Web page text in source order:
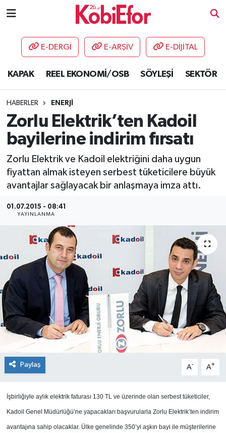
E-DERGİ E-ARŞİV E-DİJİTAL
KAPAK REEL EKONOMİ/OSB SÖYLEŞİ SEKTÖR
HABERLER ENERJİ
Zorlu Elektrik’ten Kadoil
bayilerine indirim fırsatı
Zorlu Elektrik ve Kadoil elektriğini daha uygun
fiyattan almak isteyen serbest tüketicilere büyük
avantajlar sağlayacak bir anlaşmaya imza attı.
01.07.2015 - 08:41
YAYINLANMA
Paylaş A- A+
İşbirliğiyle aylık elektrik faturası 130 TL ve üzerinde olan serbest tüketiciler,
Kadoil Genel Müdürlüğü’ne yapacakları başvurularla Zorlu Elektrik’ten indirim
avantajına sahip olacaklar. Ülke genelinde 350’yi aşkın bayi ile müşterilerine
AKADEMİ
DESTEK-TEŞVİK
ETKİNLİK
GÜNCEL
HABERLER
KAPAK
OSB
SEKTÖR
ŞİRKET PANO
SÖYLEŞİ
ÜLKE
YAŞAM